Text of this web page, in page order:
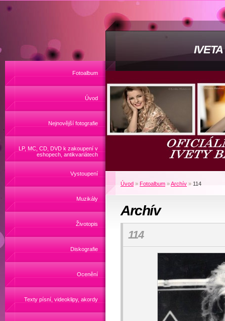
Fotoalbum
Úvod
Nejnovější fotografie
LP, MC, CD, DVD k zakoupení v
eshopech, antikvariátech
Vystoupení
Muzikály
Životopis
Diskografie
Ocenění
Texty písní, videoklipy, akordy
Úvod » Fotoalbum »Archív » 114
Archív
114